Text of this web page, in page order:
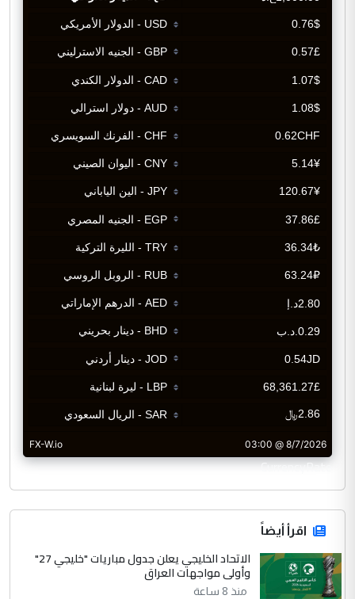
CurrencyRate
اقرأ أيضاً
الاتحاد الخليجي يعلن جدول مباريات "خليجي 27"
وأولى مواجهات العراق
منذ 8 ساعة